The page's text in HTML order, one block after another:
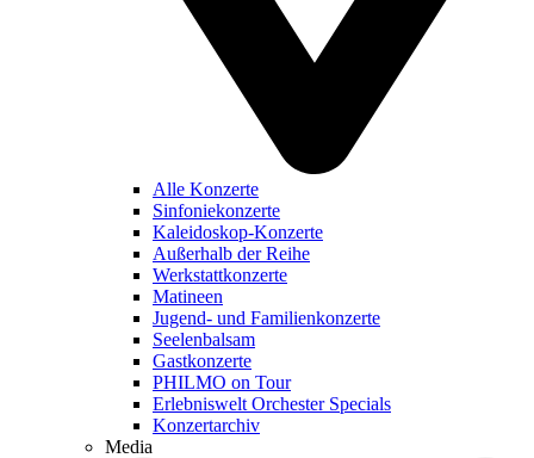
Alle Konzerte
Sinfoniekonzerte
Kaleidoskop-Konzerte
Außerhalb der Reihe
Werkstattkonzerte
Matineen
Jugend- und Familienkonzerte
Seelenbalsam
Gastkonzerte
PHILMO on Tour
Erlebniswelt Orchester Specials
Konzertarchiv
Media